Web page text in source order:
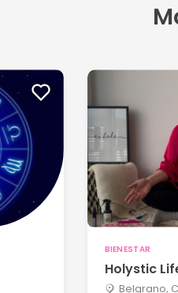
BIENESTAR
Holystic
Belgrano,